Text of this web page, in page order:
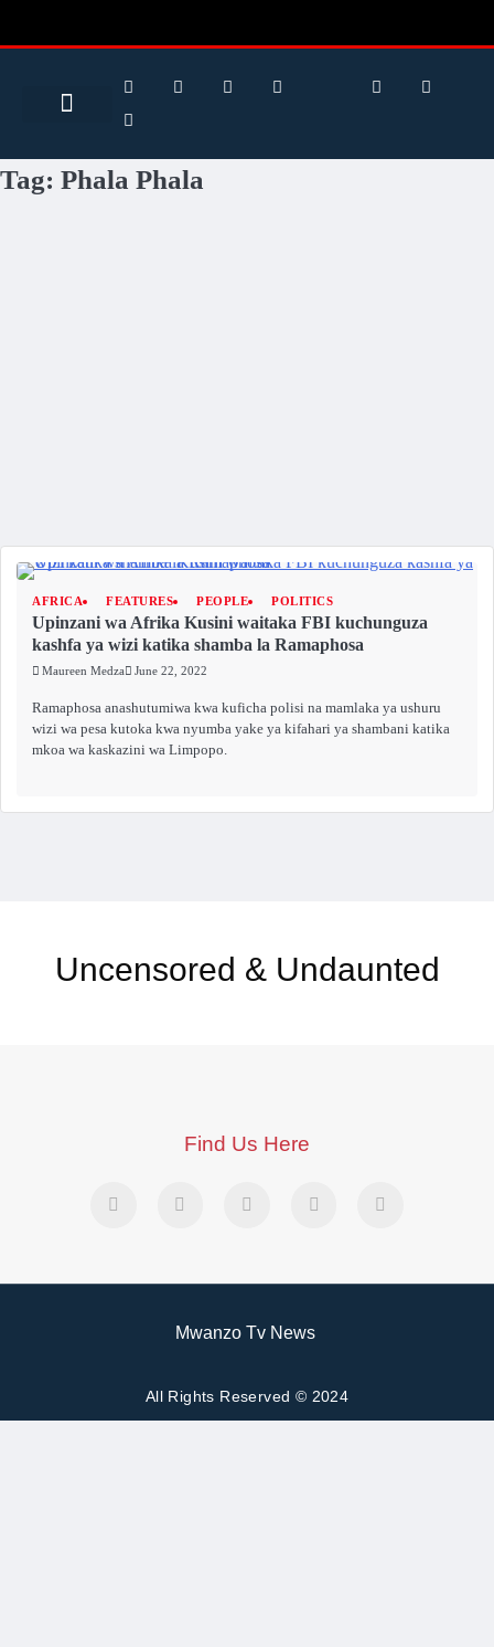
Tag: Phala Phala
AFRICA FEATURES PEOPLE POLITICS
Upinzani wa Afrika Kusini waitaka FBI kuchunguza
kashfa ya wizi katika shamba la Ramaphosa
Maureen Medza June 22, 2022
Ramaphosa anashutumiwa kwa kuficha polisi na mamlaka ya ushuru
wizi wa pesa kutoka kwa nyumba yake ya kifahari ya shambani katika
mkoa wa kaskazini wa Limpopo.
Uncensored & Undaunted
Find Us Here
Mwanzo Tv News
All Rights Reserved © 2024